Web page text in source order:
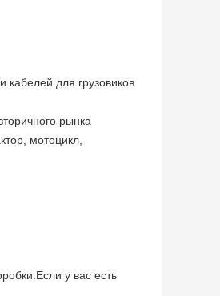
для грузовиков
рынка
мотоцикл,
у вас есть